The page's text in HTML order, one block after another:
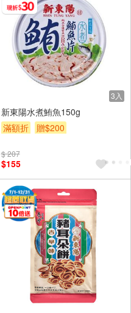
3入
新東陽水煮鮪魚150g
滿額折
贈$200
$ 207
$155